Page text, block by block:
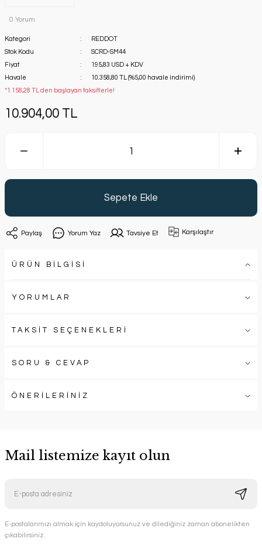
0 Yorum
Kategori
REDDOT
Stok Kodu
SCRD-SM44
Fiyat
195,83 USD + KDV
Havale
10.358,80 TL (%5,00 havale indirimi)
*1.158,28 TL den başlayan taksitlerle!
10.904,00 TL
Sepete Ekle
Paylaş Yorum Yaz Tavsiye Et Karşılaştır
ÜRÜN BİLGİSİ
YORUMLAR
TAKSİT SEÇENEKLERİ
SORU & CEVAP
ÖNERİLERİNİZ
Mail listemize kayıt olun
E-postalarımızı almak için kaydoluyorsunuz ve dilediğiniz zaman abonelikten
çıkabilirsiniz.